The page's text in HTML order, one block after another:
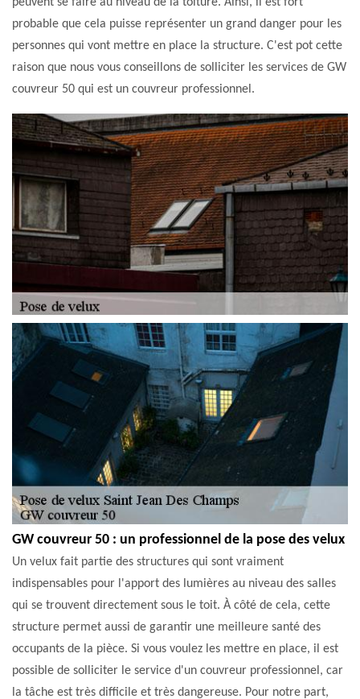
probable que cela puisse représenter un grand danger pour les
personnes qui vont mettre en place la structure. C'est pot cette
raison que nous vous conseillons de solliciter les services de GW
couvreur 50 qui est un couvreur professionnel.
GW couvreur 50 : un professionnel de la pose des velux
Un velux fait partie des structures qui sont vraiment
indispensables pour l'apport des lumières au niveau des salles
qui se trouvent directement sous le toit. À côté de cela, cette
structure permet aussi de garantir une meilleure santé des
occupants de la pièce. Si vous voulez les mettre en place, il est
possible de solliciter le service d'un couvreur professionnel, car
la tâche est très difficile et très dangereuse. Pour notre part,